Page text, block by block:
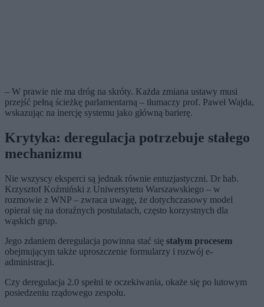
– W prawie nie ma dróg na skróty. Każda zmiana ustawy musi
przejść pełną ścieżkę parlamentarną – tłumaczy prof. Paweł Wajda,
wskazując na inercję systemu jako główną barierę.
Krytyka: deregulacja potrzebuje stałego
mechanizmu
Nie wszyscy eksperci są jednak równie entuzjastyczni. Dr hab.
Krzysztof Koźmiński z Uniwersytetu Warszawskiego – w
rozmowie z WNP – zwraca uwagę, że dotychczasowy model
opierał się na doraźnych postulatach, często korzystnych dla
wąskich grup.
Jego zdaniem deregulacja powinna stać się stałym procesem
obejmującym także uproszczenie formularzy i rozwój e-
administracji.
Czy deregulacja 2.0 spełni te oczekiwania, okaże się po lutowym
posiedzeniu rządowego zespołu.